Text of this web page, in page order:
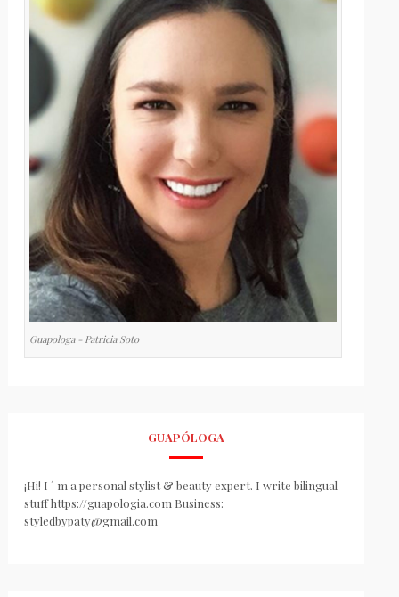
Guapologa - Patricia Soto
GUAPÓLOGA
¡Hi! I ´ m a personal stylist & beauty expert. I write bilingual
stuff https://guapologia.com Business:
styledbypaty@gmail.com